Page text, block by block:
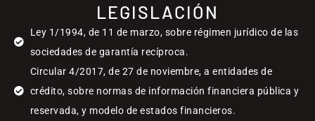
LEGISLACIÓN
Ley 1/1994, de 11 de marzo, sobre régimen jurídico de las
sociedades de garantía recíproca.
Circular 4/2017, de 27 de noviembre, a entidades de
crédito, sobre normas de información financiera pública y
reservada, y modelo de estados financieros.